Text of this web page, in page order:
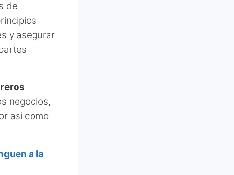
de
y asegurar
negocios,
así como
a la